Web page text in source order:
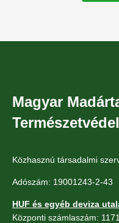
Magyar
Közhasznú társadalmi
Adószám: 19001243-2-43
HUF és egyéb deviza
Központi számlaszám: